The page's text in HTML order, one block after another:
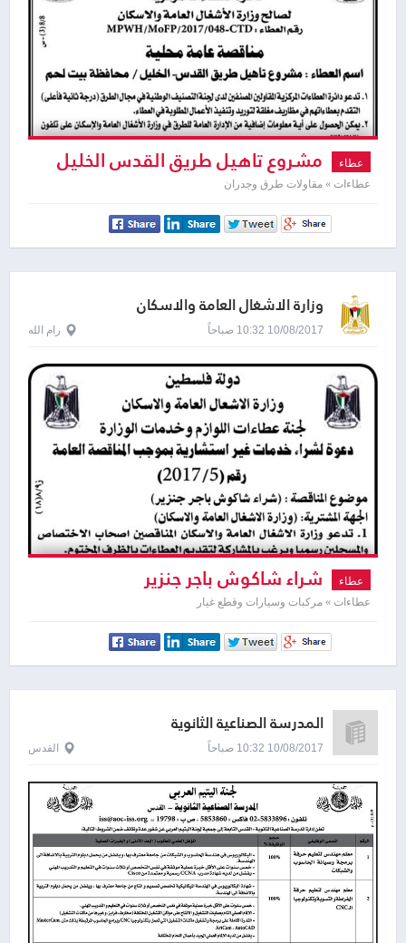
عطاء مشروع تاهيل طريق القدس الخليل
عطاءات » مقاولات طرق وجدران
وزارة الاشغال العامة والاسكان
10/08/2017 10:32 صباحاً رام الله
عطاء شراء شاكوش باجر جنزير
عطاءات » مركبات وسيارات وقطع غيار
المدرسة الصناعية الثانوية
10/08/2017 10:32 صباحاً القدس